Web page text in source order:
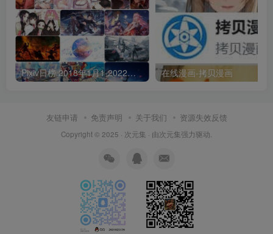
Pixiv日榜 2018年1月1-2022年6月30 p站日榜合集包含3万6千多张图每张都是壁纸级 在线漫画-拷贝漫画
友链申请 免责声明 关于我们 资源失效反馈
Copyright © 2025 · 次元集 · 由次元集强力驱动.